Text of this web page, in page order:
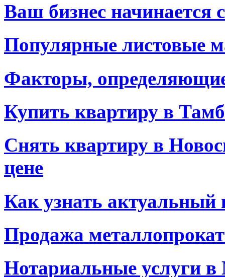
Ваш бизнес начинается
Популярные листовые
Факторы,
Купить квартиру в
Снять квартиру в
цене
Как узнать актуальный
Продажа
Нотариальные услуги в